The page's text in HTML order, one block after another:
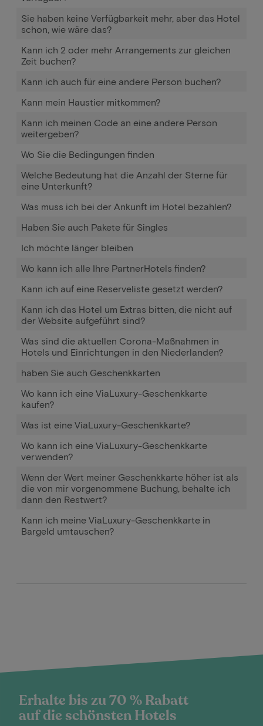
Sie haben keine Verfügbarkeit mehr, aber das Hotel
schon, wie wäre das?
Kann ich 2 oder mehr Arrangements zur gleichen
Zeit buchen?
Kann ich auch für eine andere Person buchen?
Kann mein Haustier mitkommen?
Kann ich meinen Code an eine andere Person
weitergeben?
Wo Sie die Bedingungen finden
Welche Bedeutung hat die Anzahl der Sterne für
eine Unterkunft?
Was muss ich bei der Ankunft im Hotel bezahlen?
Haben Sie auch Pakete für Singles
Ich möchte länger bleiben
Wo kann ich alle Ihre PartnerHotels finden?
Kann ich auf eine Reserveliste gesetzt werden?
Kann ich das Hotel um Extras bitten, die nicht auf
der Website aufgeführt sind?
Was sind die aktuellen Corona-Maßnahmen in
Hotels und Einrichtungen in den Niederlanden?
haben Sie auch Geschenkkarten
Wo kann ich eine ViaLuxury-Geschenkkarte
kaufen?
Was ist eine ViaLuxury-Geschenkkarte?
Wo kann ich eine ViaLuxury-Geschenkkarte
verwenden?
Wenn der Wert meiner Geschenkkarte höher ist als
die von mir vorgenommene Buchung, behalte ich
dann den Restwert?
Kann ich meine ViaLuxury-Geschenkkarte in
Bargeld umtauschen?
Erhalte bis zu 70 % Rabatt
auf die schönsten Hotels